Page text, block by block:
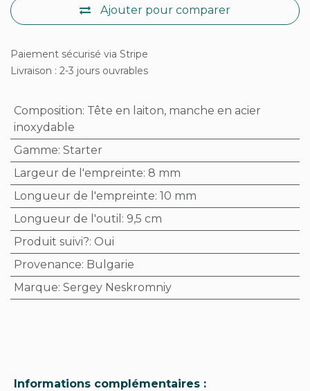
Ajouter pour comparer
Paiement sécurisé via Stripe
Livraison : 2-3 jours ouvrables
Composition: Tête en laiton, manche en acier
inoxydable
Gamme: Starter
Largeur de l'empreinte: 8 mm
Longueur de l'empreinte: 10 mm
Longueur de l'outil : 9,5 cm
Produit suivi?: Oui
Provenance: Bulgarie
Marque: Sergey Neskromniy
Informations complémentaires :